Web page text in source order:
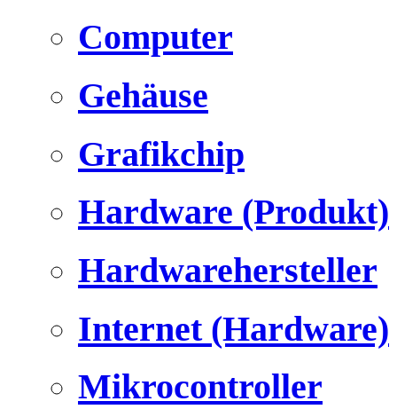
Computer
Gehäuse
Grafikchip
Hardware (Produkt)
Hardwarehersteller
Internet (Hardware)
Mikrocontroller